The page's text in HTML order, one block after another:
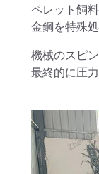
ペレット飼
金鋼を特殊
機械のスピ
最終的に圧